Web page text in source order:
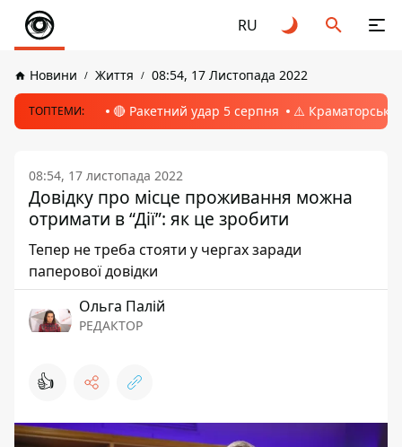
RU
Новини Життя 08:54, 17 Листопада 2022
ТОПТЕМИ: 🔴 Ракетний удар 5 серпня ⚠️ Краматорськ,
08:54, 17 листопада 2022
Довідку про місце проживання можна
отримати в “Дії”: як це зробити
Тепер не треба стояти у чергах заради
паперової довідки
Ольга Палій
РЕДАКТОР
👍